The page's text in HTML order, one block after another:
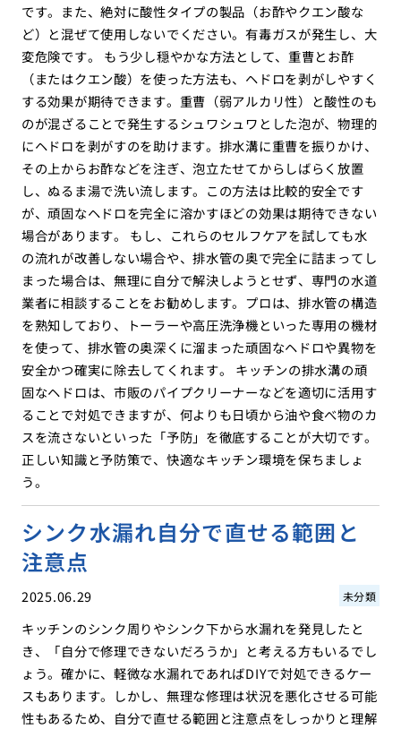
です。また、絶対に酸性タイプの製品（お酢やクエン酸な
ど）と混ぜて使用しないでください。有毒ガスが発生し、大
変危険です。 もう少し穏やかな方法として、重曹とお酢
（またはクエン酸）を使った方法も、ヘドロを剥がしやすく
する効果が期待できます。重曹（弱アルカリ性）と酸性のも
のが混ざることで発生するシュワシュワとした泡が、物理的
にヘドロを剥がすのを助けます。排水溝に重曹を振りかけ、
その上からお酢などを注ぎ、泡立たせてからしばらく放置
し、ぬるま湯で洗い流します。この方法は比較的安全です
が、頑固なヘドロを完全に溶かすほどの効果は期待できない
場合があります。 もし、これらのセルフケアを試しても水
の流れが改善しない場合や、排水管の奥で完全に詰まってし
まった場合は、無理に自分で解決しようとせず、専門の水道
業者に相談することをお勧めします。プロは、排水管の構造
を熟知しており、トーラーや高圧洗浄機といった専用の機材
を使って、排水管の奥深くに溜まった頑固なヘドロや異物を
安全かつ確実に除去してくれます。 キッチンの排水溝の頑
固なヘドロは、市販のパイプクリーナーなどを適切に活用す
ることで対処できますが、何よりも日頃から油や食べ物のカ
スを流さないといった「予防」を徹底することが大切です。
正しい知識と予防策で、快適なキッチン環境を保ちましょ
う。
シンク水漏れ自分で直せる範囲と
注意点
2025.06.29 未分類
キッチンのシンク周りやシンク下から水漏れを発見したと
き、「自分で修理できないだろうか」と考える方もいるでし
ょう。確かに、軽微な水漏れであればDIYで対処できるケー
スもあります。しかし、無理な修理は状況を悪化させる可能
性もあるため、自分で直せる範囲と注意点をしっかりと理解